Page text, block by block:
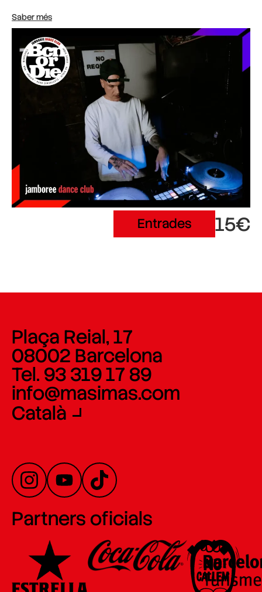
Saber més
Entrades 15€
Plaça Reial, 17
08002 Barcelona
Tel. 93 319 17 89
info@masimas.com
Català
Partners oficials